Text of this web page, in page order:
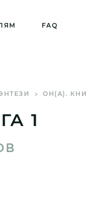
FAQ
ОН(А).
1